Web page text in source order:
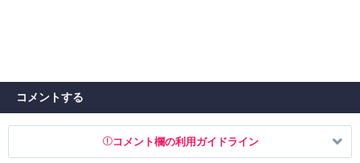
コメントする
コメント欄の利用ガイドライン